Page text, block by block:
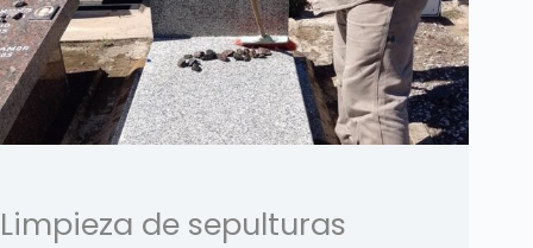
Limpieza de sepulturas